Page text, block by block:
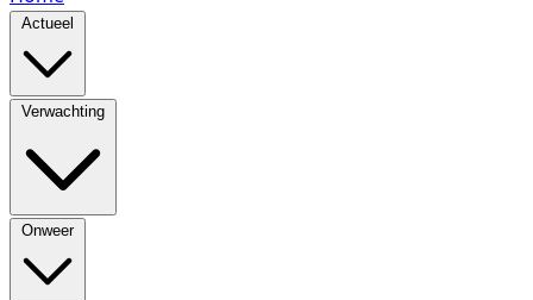
Actueel
Verwachting
Onweer